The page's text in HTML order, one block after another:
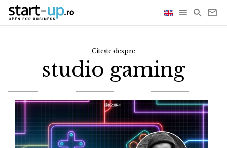
Citește despre
studio gaming